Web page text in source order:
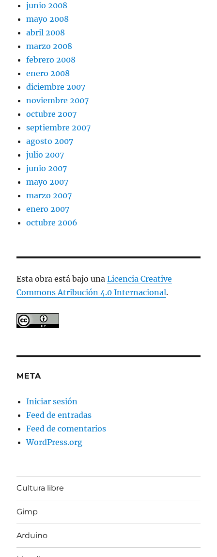
junio 2008
mayo 2008
abril 2008
marzo 2008
febrero 2008
enero 2008
diciembre 2007
noviembre 2007
octubre 2007
septiembre 2007
agosto 2007
julio 2007
junio 2007
mayo 2007
marzo 2007
enero 2007
octubre 2006
Esta obra está bajo unaLicencia Creative
Commons Atribución 4.0 Internacional.
META
Iniciar sesión
Feed de entradas
Feed de comentarios
WordPress.org
Cultura libre
Gimp
Arduino